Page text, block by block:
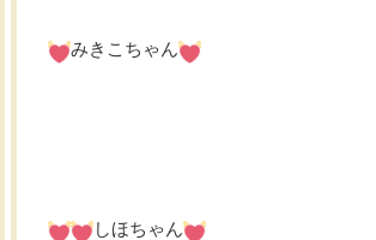
みきこちゃん
しほちゃん